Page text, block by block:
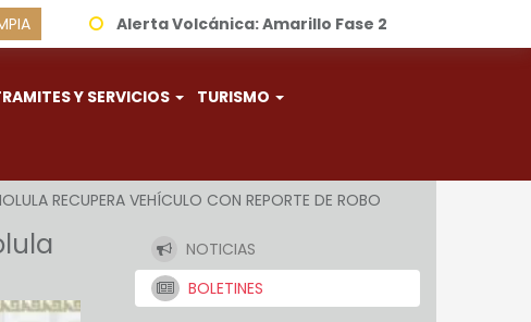
Alerta Volcánica:Amarillo Fase 2
Y SERVICIOS
TURISMO
RECUPERA VEHÍCULO CON REPORTE DE ROBO
NOTICIAS
BOLETINES